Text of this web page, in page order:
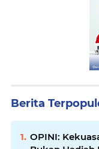
Berita
OPINI: